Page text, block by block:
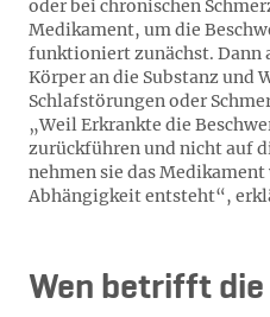
oder bei chronischen
Medikament, um die
funktioniert zunächst. Dann
Körper an die Substanz und
Schlafstörungen oder
„Weil Erkrankte die
zurückführen und nicht auf
nehmen sie das
Abhängigkeit entsteht“,
Wen betrifft die